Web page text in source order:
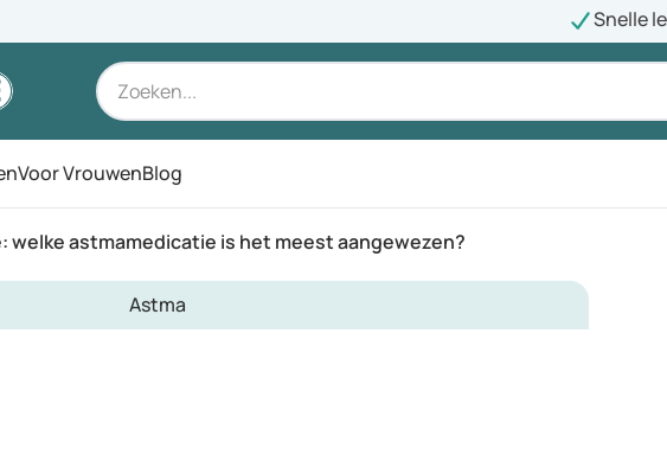
Snelle
Voor VrouwenBlog
welke astmamedicatie is het meest aangewezen?
Astma